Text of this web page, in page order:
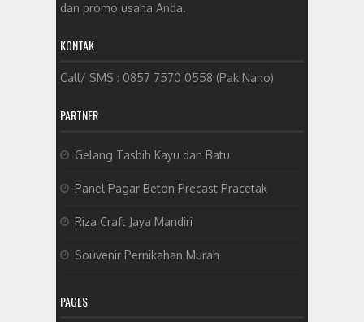
dan promo usaha Anda.
KONTAK
Call/ SMS : 0857 7570 0558 (Pak Nano)
PARTNER
Gelang Tasbih Kayu dan Batu
Panel Pagar Beton Precast Pracetak
Riza Craft Jaya Mandiri
Souvenir Pernikahan Murah
PAGES